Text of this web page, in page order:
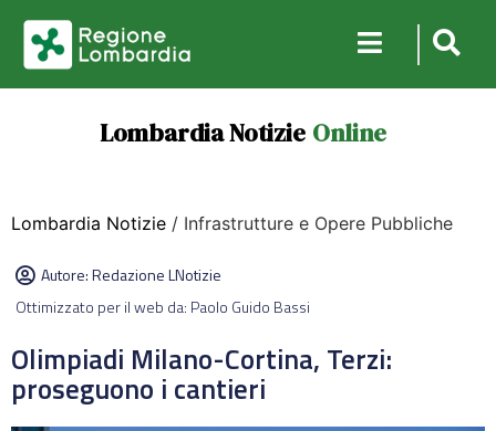
Lombardia Notizie Online
Lombardia Notizie / Infrastrutture e Opere Pubbliche
Autore:Redazione LNotizie
Ottimizzato per il web da: Paolo Guido Bassi
Olimpiadi Milano-Cortina, Terzi:
proseguono i cantieri